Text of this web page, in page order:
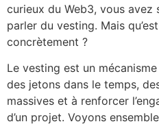
curieux du Web3, vous avez
parler du vesting. Mais
concrètement ?
Le vesting est un
des jetons dans le temps,
massives et à renforcer
d’un projet. Voyons